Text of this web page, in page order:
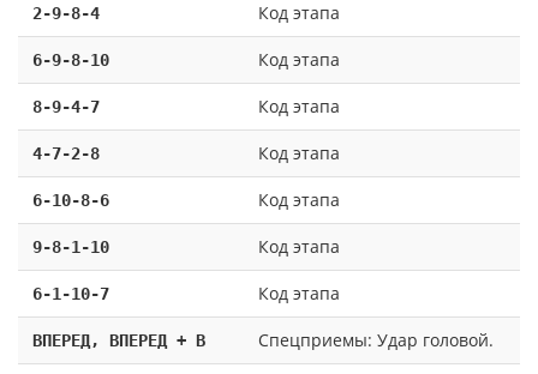
2-9-8-4 Код этапа
6-9-8-10 Код этапа
8-9-4-7 Код этапа
4-7-2-8 Код этапа
6-10-8-6 Код этапа
9-8-1-10 Код этапа
6-1-10-7 Код этапа
ВПЕРЕД, ВПЕРЕД + В Спецприемы: Удар головой.